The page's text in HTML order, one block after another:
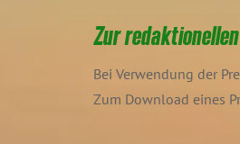
Zur
Bei Verwendung der
Zum Download eines